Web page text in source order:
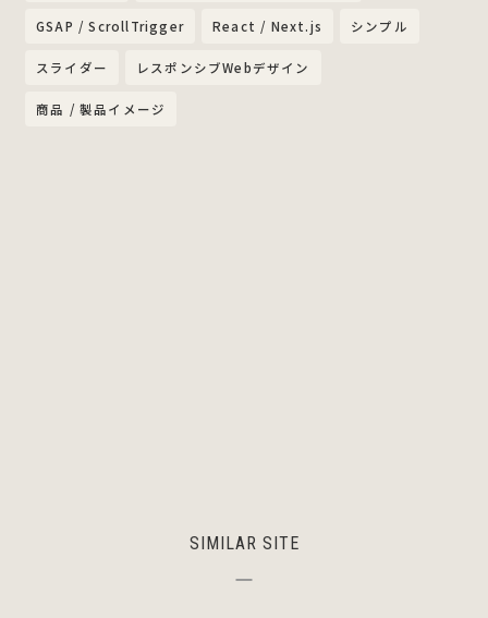
GSAP / ScrollTrigger React / Next.js シンプル
スライダー レスポンシブWebデザイン
商品 / 製品イメージ
SIMILAR SITE